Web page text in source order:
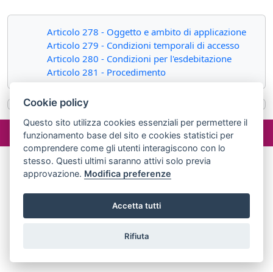
Articolo 278 - Oggetto e ambito di applicazione
Articolo 279 - Condizioni temporali di accesso
Articolo 280 - Condizioni per l'esdebitazione
Articolo 281 - Procedimento
©2024 misterlex.it - redazione@misterlex.it-Privacy- P.I.
02029690472
Cookie policy
Questo sito utilizza cookies essenziali per permettere il
funzionamento base del sito e cookies statistici per
comprendere come gli utenti interagiscono con lo
stesso. Questi ultimi saranno attivi solo previa
approvazione. Modifica preferenze
Accetta tutti
Rifiuta